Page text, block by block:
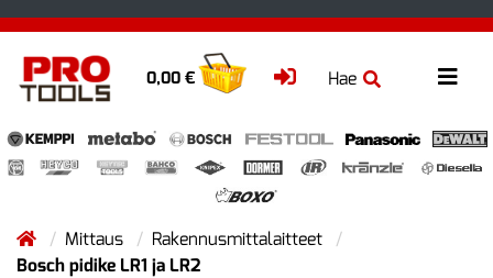
Hae
0,00 €
Mittaus
Rakennusmittalaitteet
Bosch pidike LR1 ja LR2